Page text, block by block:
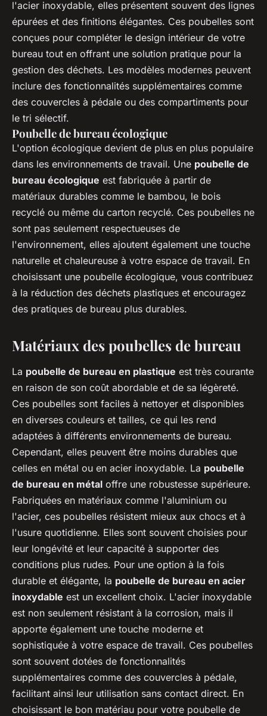
l'acier inoxydable, elles présentent souvent des lignes
épurées et des finitions élégantes. Ces poubelles sont
conçues pour compléter le design intérieur de votre
bureau tout en offrant une solution pratique pour la
gestion des déchets. Les modèles modernes peuvent
inclure des fonctionnalités supplémentaires comme
des couvercles à pédale ou des compartiments pour
le tri sélectif.
Poubelle de bureau écologique
L'option écologique devient de plus en plus populaire
dans les environnements de travail. Une poubelle de
bureau écologique est fabriquée à partir de
matériaux durables comme le bambou, le bois
recyclé ou même du carton recyclé. Ces poubelles ne
sont pas seulement respectueuses de
l'environnement, elles ajoutent également une touche
naturelle et chaleureuse à votre espace de travail. En
choisissant une poubelle écologique, vous contribuez
à la réduction des déchets plastiques et encouragez
des pratiques de bureau plus durables.
Matériaux des poubelles de bureau
La poubelle de bureau en plastique est très courante
en raison de son coût abordable et de sa légèreté.
Ces poubelles sont faciles à nettoyer et disponibles
en diverses couleurs et tailles, ce qui les rend
adaptées à différents environnements de bureau.
Cependant, elles peuvent être moins durables que
celles en métal ou en acier inoxydable. La poubelle
de bureau en métal offre une robustesse supérieure.
Fabriquées en matériaux comme l'aluminium ou
l'acier, ces poubelles résistent mieux aux chocs et à
l'usure quotidienne. Elles sont souvent choisies pour
leur longévité et leur capacité à supporter des
conditions plus rudes. Pour une option à la fois
durable et élégante, la poubelle de bureau en acier
inoxydable est un excellent choix. L'acier inoxydable
est non seulement résistant à la corrosion, mais il
apporte également une touche moderne et
sophistiquée à votre espace de travail. Ces poubelles
sont souvent dotées de fonctionnalités
supplémentaires comme des couvercles à pédale,
facilitant ainsi leur utilisation sans contact direct. En
choisissant le bon matériau pour votre poubelle de